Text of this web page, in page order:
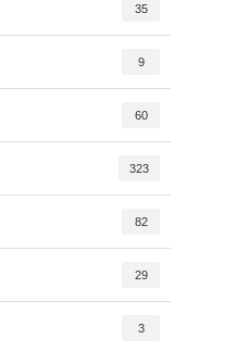
35
9
60
323
82
29
3